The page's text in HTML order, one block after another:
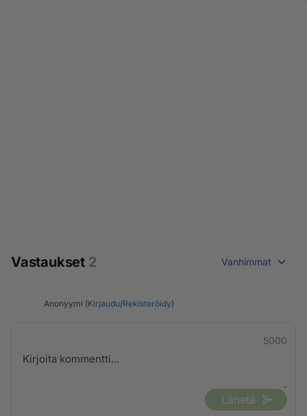
Vastaukset 2 Vanhimmat
Anonyymi (Kirjaudu/Rekisteröidy)
5000
Lähetä